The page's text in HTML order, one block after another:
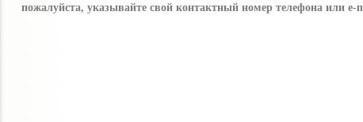
пожалуйста, указывайте свой контактный номер телефона или e-